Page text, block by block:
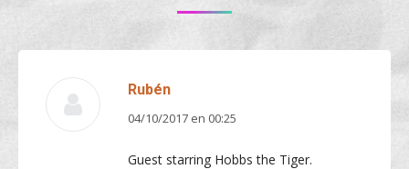
Rubén
dice:
04/10/2017 en 00:25
Guest starring Hobbs the Tiger.